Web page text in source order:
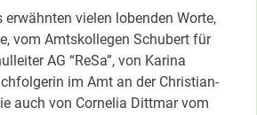
erwähnten vielen lobenden Worte,
vom Amtskollegen Schubert für
AG “ReSa”, von Karina
im Amt an der Christian-
auch von Cornelia Dittmar vom